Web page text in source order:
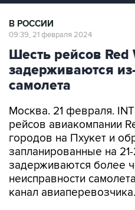
В РОССИИ
09:39, 21 февраля 2024
Шесть рейсов Red
задерживаются
самолета
Москва. 21 февраля.
рейсов авиакомпании
городов на Пхукет и
запланированные на
задерживаются более
неисправности
канал авиаперевозчика.